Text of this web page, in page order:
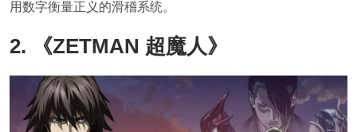
用数字衡量正义的滑稽系统。
2. 《ZETMAN 超魔人》